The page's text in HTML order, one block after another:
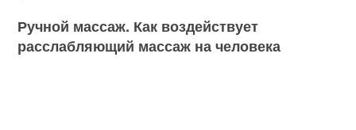
Ручной массаж. Как воздействует
расслабляющий массаж на человека